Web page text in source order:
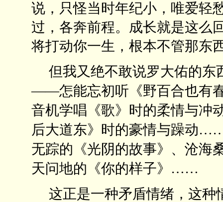
说，只怪当时年纪小，唯爱轻
过，各奔前程。成长就是这么
将打动你一生，根本不管那东
但我又绝不敢说罗大佑的东
——怎能忘初听《野百合也有
音机学唱《歌》时的柔情与冲
后大道东》时的豪情与躁动
无踪的《光阴的故事》、沧海
天问地的《你的样子》……
这正是一种矛盾情绪，这种